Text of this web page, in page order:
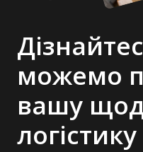
можемо
вашу
логістику